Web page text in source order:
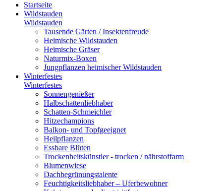
Startseite
Wildstauden
Wildstauden
Tausende Gärten / Insektenfreude
Heimische Wildstauden
Heimische Gräser
Naturmix-Boxen
Jungpflanzen heimischer Wildstauden
Winterfestes
Winterfestes
Sonnengenießer
Halbschattenliebhaber
Schatten-Schmeichler
Hitzechampions
Balkon- und Topfgeeignet
Heilpflanzen
Essbare Blüten
Trockenheitskünstler - trocken / nährstoffarm
Blumenwiese
Dachbegrünungstalente
Feuchtigkeitsliebhaber – Uferbewohner